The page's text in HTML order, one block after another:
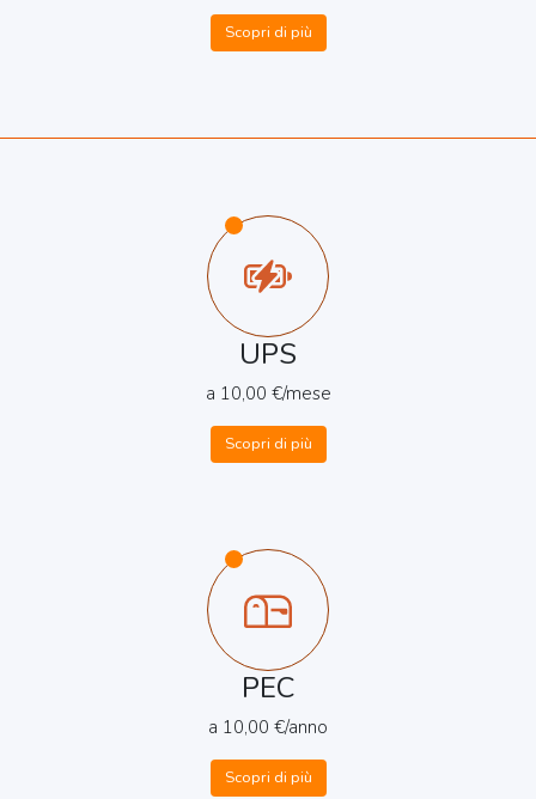
Scopri di più
UPS
a 10,00 €/mese
Scopri di più
PEC
a 10,00 €/anno
Scopri di più